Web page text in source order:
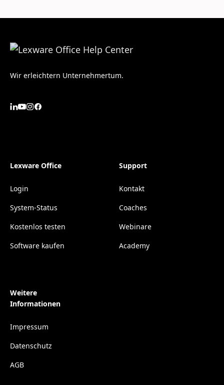
Wir erleichtern Unternehmertum.
Lexware Office
Login
System-Status
Kostenlos testen
Software kaufen
Support
Kontakt
Coaches
Webinare
Academy
Weitere
Informationen
Impressum
Datenschutz
AGB